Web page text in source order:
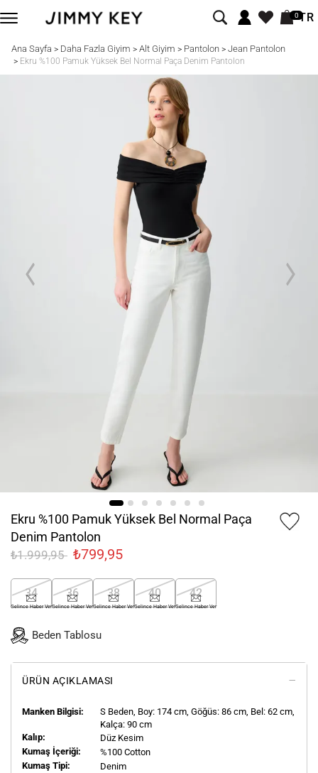
0TR
Ana Sayfa > Daha Fazla Giyim > Alt Giyim > Pantolon> Jean Pantolon
> Ekru %100 Pamuk Yüksek Bel Normal Paça Denim Pantolon
Ekru %100 Pamuk Yüksek Bel Normal Paça
Denim Pantolon
₺1.999,95 ₺799,95
34
Gelince Haber Ver
36
Gelince Haber Ver
38
Gelince Haber Ver
40
Gelince Haber Ver
42
Gelince Haber Ver
Beden Tablosu
ÜRÜN AÇIKLAMASI
Manken Bilgisi: S Beden, Boy: 174 cm, Göğüs: 86 cm, Bel: 62 cm,
Kalça: 90 cm
Kalıp:
Düz Kesim
Kumaş İçeriği:
%100 Cotton
Kumaş Tipi:
Denim